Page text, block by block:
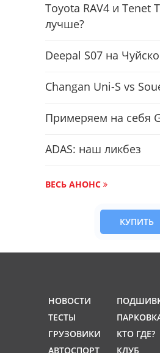
Toyota RAV4 и Tenet
лучше?
Deepal S07 на
Changan Uni-S vs
Примеряем на себя
ADAS: наш ликбез
ВЕСЬ АНОНС
КУПИТЬ
НОВОСТИ
ТЕСТЫ
ГРУЗОВИКИ
АВТОСПОРТ
КТО ГДЕ?
КЛУБ